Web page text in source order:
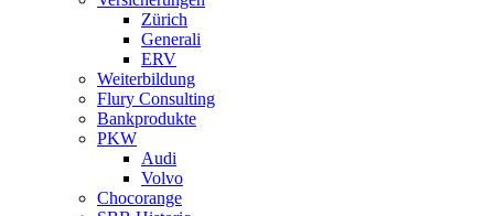
Zürich
Generali
ERV
Weiterbildung
Flury Consulting
Bankprodukte
PKW
Audi
Volvo
Chocorange